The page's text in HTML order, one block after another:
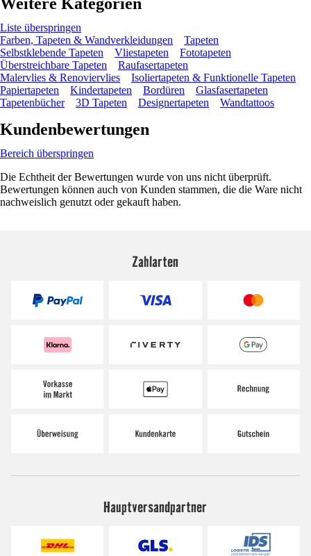
Liste überspringen
Farben, Tapeten & Wandverkleidungen
Tapeten
Selbstklebende Tapeten
Vliestapeten
Fototapeten
Überstreichbare Tapeten
Raufasertapeten
Malervlies & Renoviervlies
Isoliertapeten & Funktionelle Tapeten
Papiertapeten
Kindertapeten Bordüren
Glasfasertapeten
Tapetenbücher
3D Tapeten Designertapeten Wandtattoos
Kundenbewertungen
Bereich überspringen
Die Echtheit der Bewertungen wurde von uns nicht überprüft.
Bewertungen können auch von Kunden stammen, die die Ware nicht
nachweislich genutzt oder gekauft haben.
Zahlarten
Hauptversandpartner